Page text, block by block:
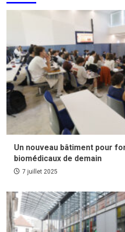
Un nouveau bâtiment pour
biomédicaux de demain
7 juillet 2025